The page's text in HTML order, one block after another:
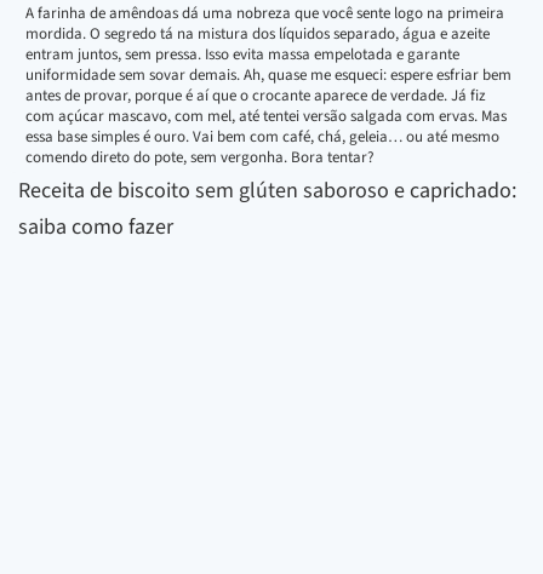
A farinha de amêndoas dá uma nobreza que você sente logo na primeira
mordida. O segredo tá na mistura dos líquidos separado, água e azeite
entram juntos, sem pressa. Isso evita massa empelotada e garante
uniformidade sem sovar demais. Ah, quase me esqueci: espere esfriar bem
antes de provar, porque é aí que o crocante aparece de verdade. Já fiz
com açúcar mascavo, com mel, até tentei versão salgada com ervas. Mas
essa base simples é ouro. Vai bem com café, chá, geleia… ou até mesmo
comendo direto do pote, sem vergonha. Bora tentar?
Receita de biscoito sem glúten saboroso e caprichado:
saiba como fazer